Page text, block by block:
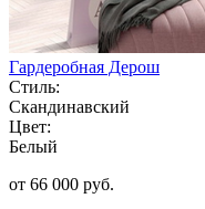
Гардеробная Дерош
Стиль:
Скандинавский
Цвет:
Белый
от 66 000 руб.